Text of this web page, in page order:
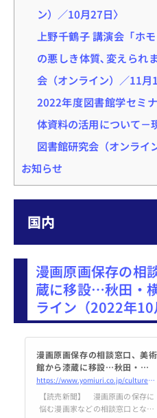
ン）／10月27日〉
上野千鶴子 講演会「ホ
の悪しき体質､変えられ
会（オンライン）／11月
2022年度図書館学セミ
体資料の活用について－
図書館研究会（オンライ
お知らせ
国内
漫画原画保存の相
蔵に移設…秋田・
ライン（2022年10
漫画原画保存の相談窓口、美術
館から漆蔵に移設…秋田・横手
市
https://www.yomiuri.co.jp/culture/subcul/20221014-OYT1T50202/
【読売新聞】 漫画原画の保存に
悩む漫画家などの相談窓口となる